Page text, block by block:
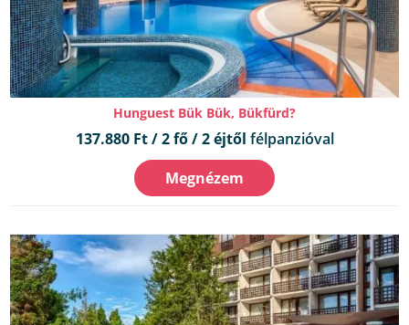
Hunguest Bük Bük, Bükfürd?
137.880 Ft / 2 fő / 2 éjtől félpanzióval
Megnézem